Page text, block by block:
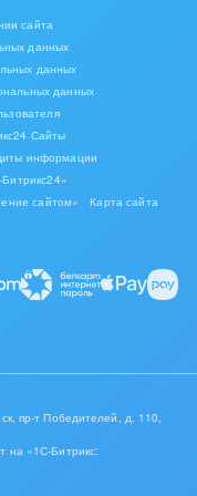
сайта
данных
данных
данных
Сайты
информации
сайтом»
Карта сайта
пр-т Победителей, д. 110,
на «1С-Битрикс: